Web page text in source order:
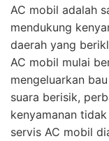
AC mobil adalah
mendukung
daerah yang
AC mobil mulai
mengeluarkan
suara berisik,
kenyamanan
servis AC mobil